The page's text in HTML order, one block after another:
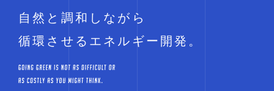
自然と調和しながら
循環させるエネルギー開発。